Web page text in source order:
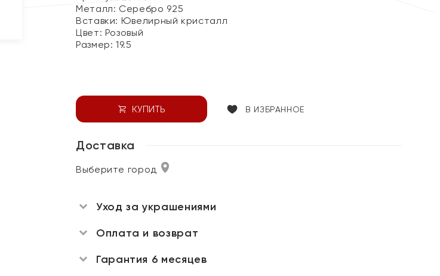
Металл: Серебро 925
Вставки: Ювелирный кристалл
Цвет: Розовый
Размер:19.5
КУПИТЬ В ИЗБРАННОЕ
Доставка
Выберите город
Уход за украшениями
Оплата и возврат
Гарантия 6 месяцев